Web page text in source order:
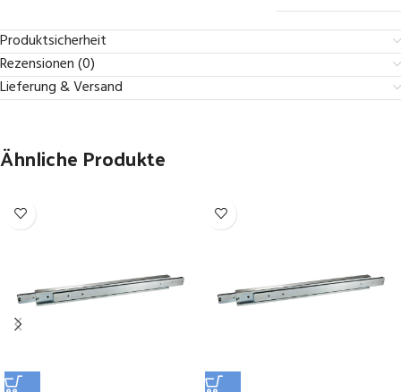
Produktsicherheit
Rezensionen (0)
Lieferung & Versand
Ähnliche Produkte